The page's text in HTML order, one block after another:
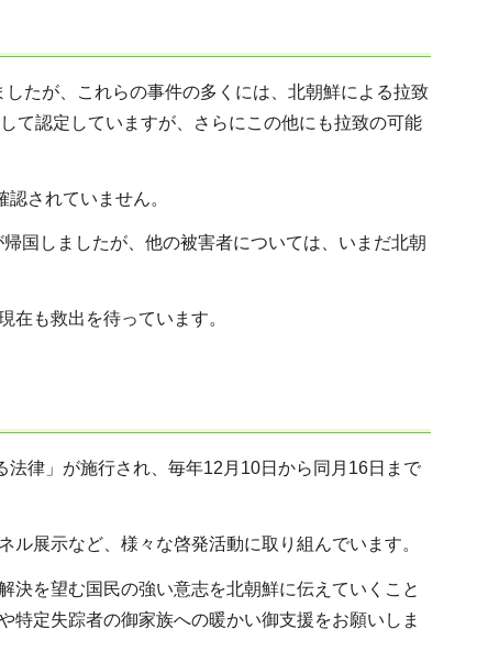
たが、これらの事件の多くには、北朝鮮による拉致
て認定していますが、さらにこの他にも拉致の可能
されていません。
国しましたが、他の被害者については、いまだ北朝
在も救出を待っています。
律」が施行され、毎年12月10日から同月16日まで
展示など、様々な啓発活動に取り組んでいます。
決を望む国民の強い意志を北朝鮮に伝えていくこと
特定失踪者の御家族への暖かい御支援をお願いしま